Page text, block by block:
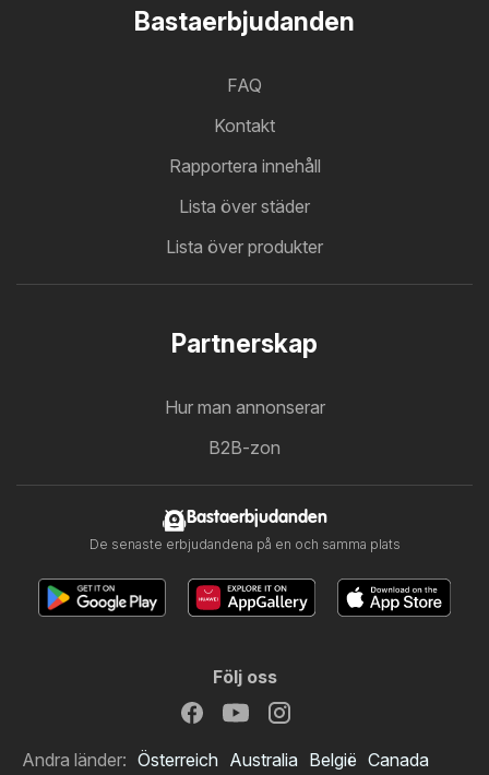
Bastaerbjudanden
FAQ
Kontakt
Rapportera innehåll
Lista över städer
Lista över produkter
Partnerskap
Hur man annonserar
B2B-zon
Bastaerbjudanden
De senaste erbjudandena på en och samma plats
Följ oss
Andra länder: Österreich Australia België Canada